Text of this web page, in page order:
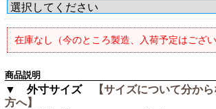
在庫なし（今のところ製造、入荷予定はござい
商品説明
▼ 外寸サイズ
【サイズについて分か
方へ】